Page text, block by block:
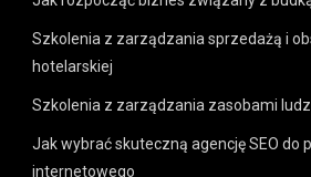
Szkolenia z zarządzania sprzedażą i
hotelarskiej
Szkolenia z zarządzania zasobami
Jak wybrać skuteczną agencję SEO do
internetowego